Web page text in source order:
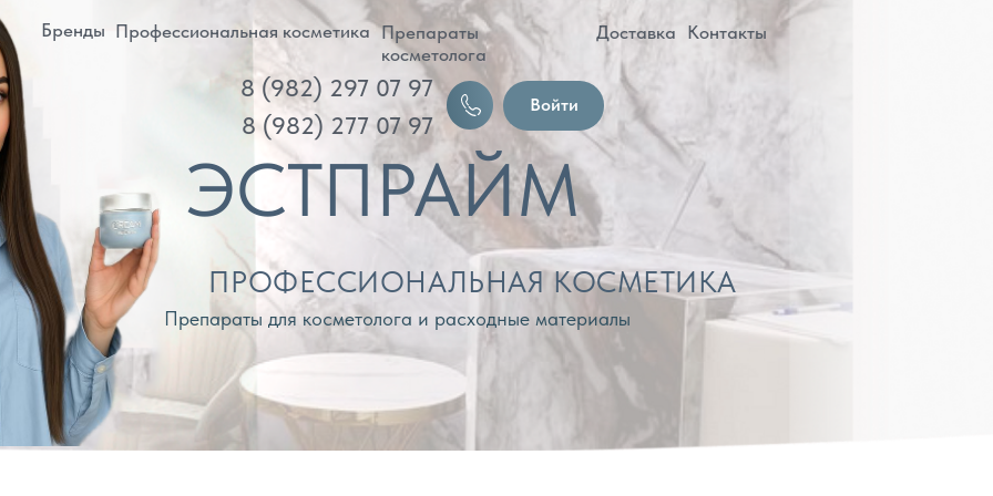
ЭСТПРАЙМ
Препараты для косметолога и расходные материалы
8 (982) 297 07 97
ПРОФЕССИОНАЛЬНАЯ КОСМЕТИКА
Профессиональная косметика Препараты
Контакты
Доставка
8 (982) 277 07 97
Войти